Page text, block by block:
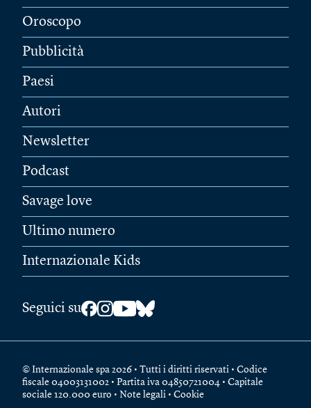
Oroscopo
Pubblicità
Paesi
Autori
Newsletter
Podcast
Savage love
Ultimo numero
Internazionale Kids
Seguici su
© Internazionale spa 2026 • Tutti i diritti riservati • Codice
fiscale 04003131002 • Partita iva 04850721004 • Capitale
sociale 120.000 euro • Note legali • Cookie